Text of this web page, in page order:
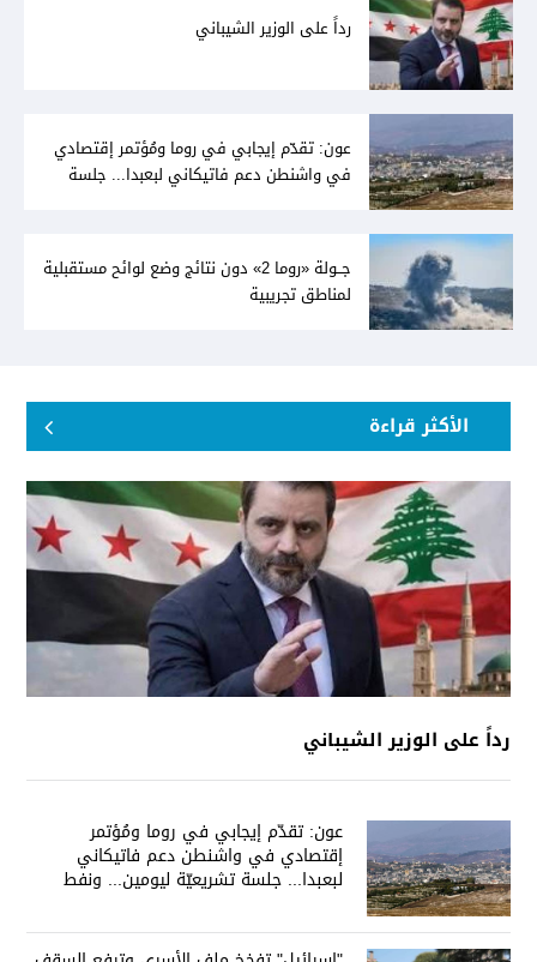
رداً على الوزير الشيباني
عون: تقدّم إيجابي في روما ومُؤتمر إقتصادي
في واشنطن دعم فاتيكاني لبعبدا... جلسة
جــولة «روما 2» دون نتائج وضع لوائح مستقبلية
لمناطق تجريبية
الأكثر قراءة
رداً على الوزير الشيباني
عون: تقدّم إيجابي في روما ومُؤتمر
إقتصادي في واشنطن دعم فاتيكاني
لبعبدا... جلسة تشريعيّة ليومين... ونفط